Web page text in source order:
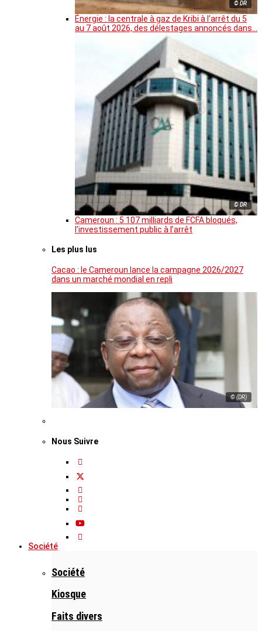
© DR
Énergie : la centrale à gaz de Kribi à l’arrêt du 5
au 7 août 2026, des délestages annoncés dans…
© DR
Cameroun : 5 107 milliards de FCFA bloqués,
l’investissement public à l’arrêt
Les plus lus
Cacao : le Cameroun lance la campagne 2026/2027
dans un marché mondial en repli
© (DR)
Nous Suivre
Société
Société
Kiosque
Faits divers